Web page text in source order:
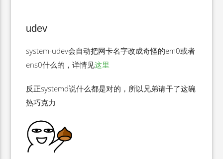
udev
system-udev会自动把网卡名字改成奇怪的em0或者
ens0什么的，详情见这里
反正systemd说什么都是对的，所以兄弟请干了这碗
热巧克力